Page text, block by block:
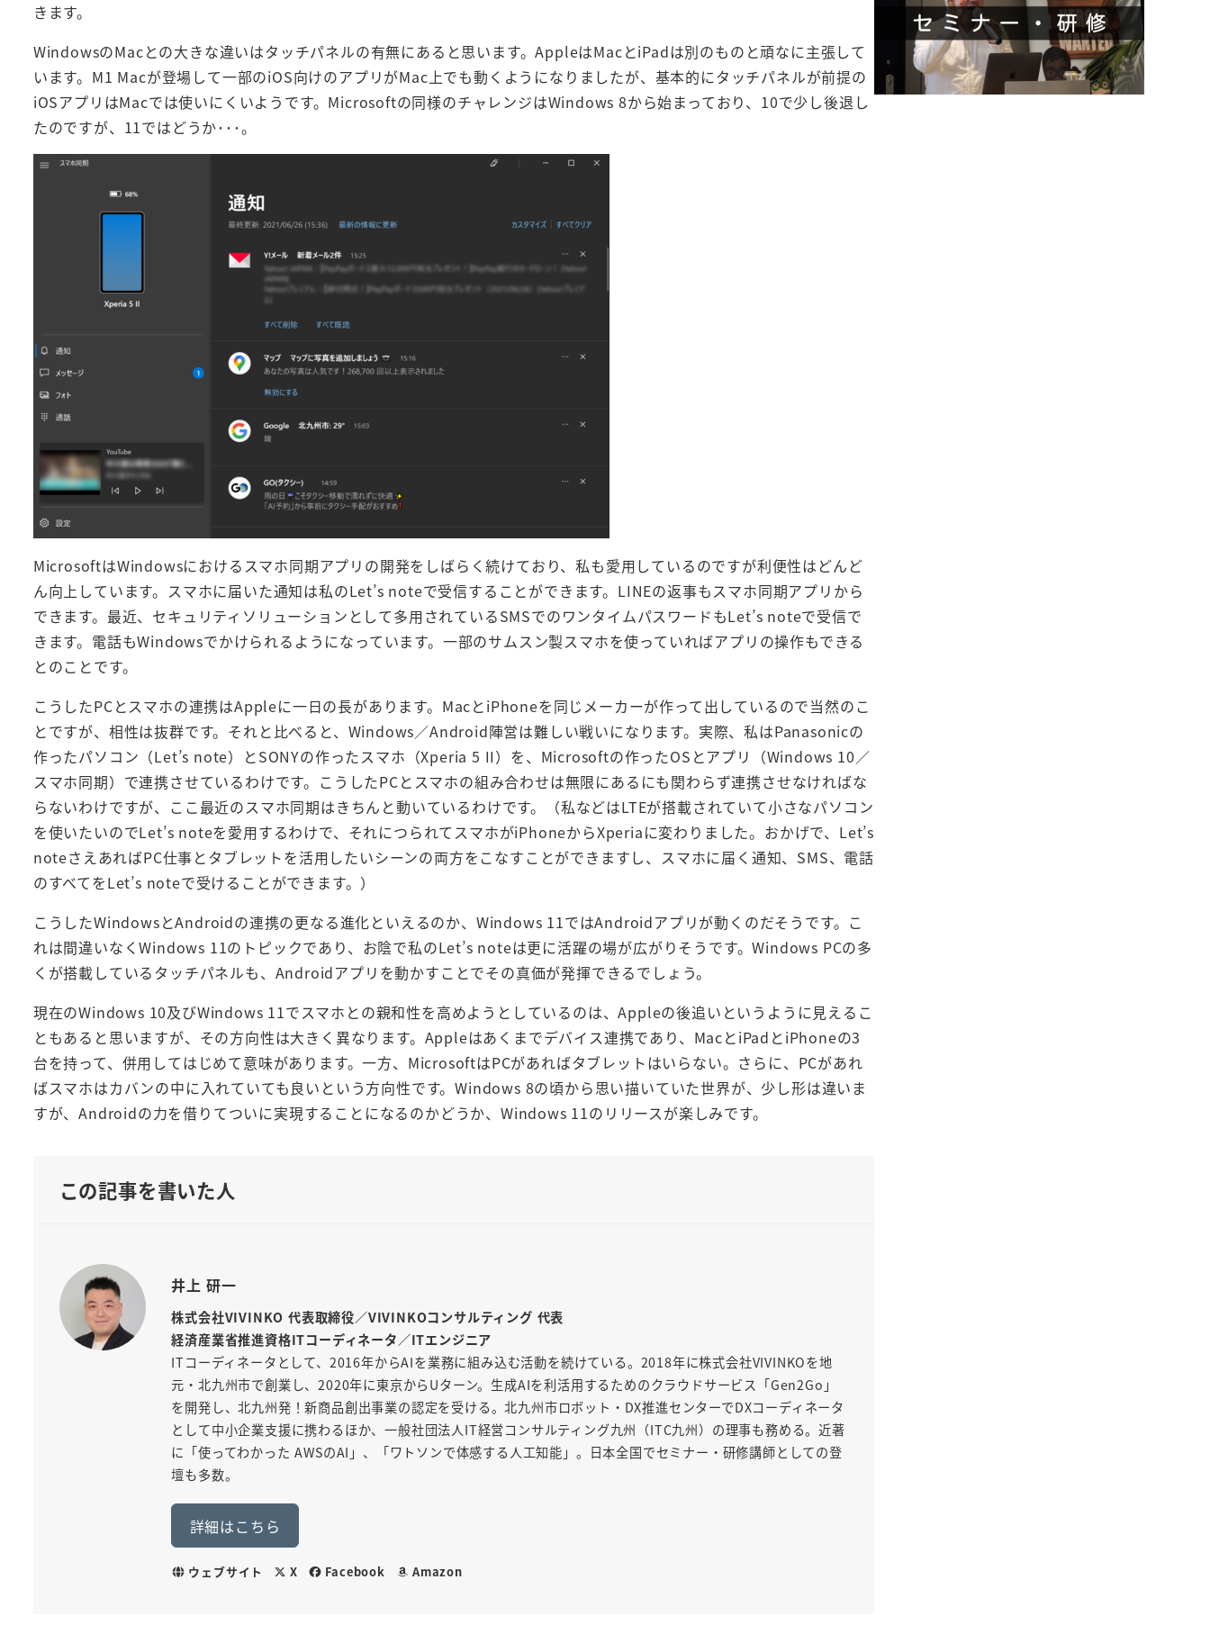
きます。
WindowsのMacとの大きな違いはタッチパネルの有無にあると思います。AppleはMacとiPadは別のものと頑なに主張して
います。M1 Macが登場して一部のiOS向けのアプリがMac上でも動くようになりましたが、基本的にタッチパネルが前提の
iOSアプリはMacでは使いにくいようです。Microsoftの同様のチャレンジはWindows 8から始まっており、10で少し後退し
たのですが、11ではどうか･･･。
MicrosoftはWindowsにおけるスマホ同期アプリの開発をしばらく続けており、私も愛用しているのですが利便性はどんど
ん向上しています。スマホに届いた通知は私のLet’s noteで受信することができます。LINEの返事もスマホ同期アプリから
できます。最近、セキュリティソリューションとして多用されているSMSでのワンタイムパスワードもLet’s noteで受信で
きます。電話もWindowsでかけられるようになっています。一部のサムスン製スマホを使っていればアプリの操作もできる
とのことです。
こうしたPCとスマホの連携はAppleに一日の長があります。MacとiPhoneを同じメーカーが作って出しているので当然のこ
とですが、相性は抜群です。それと比べると、Windows／Android陣営は難しい戦いになります。実際、私はPanasonicの
作ったパソコン（Let’s note）とSONYの作ったスマホ（Xperia 5 II）を、Microsoftの作ったOSとアプリ（Windows 10／
スマホ同期）で連携させているわけです。こうしたPCとスマホの組み合わせは無限にあるにも関わらず連携させなければな
らないわけですが、ここ最近のスマホ同期はきちんと動いているわけです。（私などはLTEが搭載されていて小さなパソコン
を使いたいのでLet’s noteを愛用するわけで、それにつられてスマホがiPhoneからXperiaに変わりました。おかげで、Let’s
noteさえあればPC仕事とタブレットを活用したいシーンの両方をこなすことができますし、スマホに届く通知、SMS、電話
のすべてをLet’s noteで受けることができます。）
こうしたWindowsとAndroidの連携の更なる進化といえるのか、Windows 11ではAndroidアプリが動くのだそうです。こ
れは間違いなくWindows 11のトピックであり、お陰で私のLet’s noteは更に活躍の場が広がりそうです。Windows PCの多
くが搭載しているタッチパネルも、Androidアプリを動かすことでその真価が発揮できるでしょう。
現在のWindows 10及びWindows 11でスマホとの親和性を高めようとしているのは、Appleの後追いというように見えるこ
ともあると思いますが、その方向性は大きく異なります。Appleはあくまでデバイス連携であり、MacとiPadとiPhoneの3
台を持って、併用してはじめて意味があります。一方、MicrosoftはPCがあればタブレットはいらない。さらに、PCがあれ
ばスマホはカバンの中に入れていても良いという方向性です。Windows 8の頃から思い描いていた世界が、少し形は違いま
すが、Androidの力を借りてついに実現することになるのかどうか、Windows 11のリリースが楽しみです。
この記事を書いた人
井上 研一
株式会社VIVINKO 代表取締役／VIVINKOコンサルティング 代表
経済産業省推進資格ITコーディネータ／ITエンジニア
ITコーディネータとして、2016年からAIを業務に組み込む活動を続けている。2018年に株式会社VIVINKOを地
元・北九州市で創業し、2020年に東京からUターン。生成AIを利活用するためのクラウドサービス「Gen2Go」
を開発し、北九州発！新商品創出事業の認定を受ける。北九州市ロボット・DX推進センターでDXコーディネータ
として中小企業支援に携わるほか、一般社団法人IT経営コンサルティング九州（ITC九州）の理事も務める。近著
に「使ってわかった AWSのAI」、「ワトソンで体感する人工知能」。日本全国でセミナー・研修講師としての登
壇も多数。
詳細はこちら
ウェブサイト X Facebook Amazon